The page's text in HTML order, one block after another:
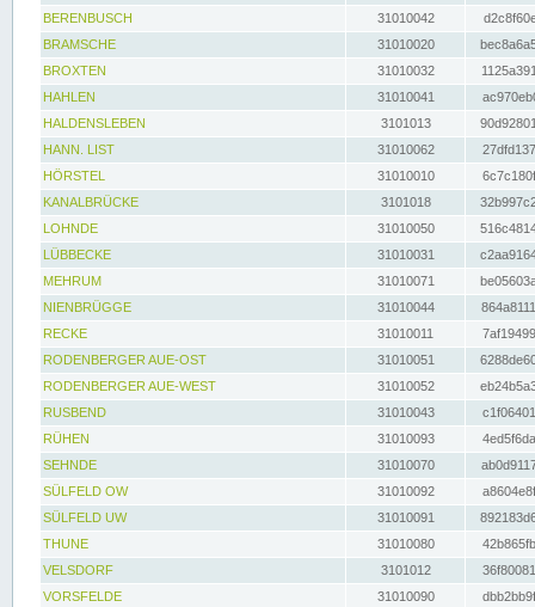
BERENBUSCH
31010042
BRAMSCHE
31010020
BROXTEN
31010032
HAHLEN
31010041
HALDENSLEBEN
3101013
HANN. LIST
31010062
HÖRSTEL
31010010
KANALBRÜCKE
3101018
LOHNDE
31010050
LÜBBECKE
31010031
MEHRUM
31010071
NIENBRÜGGE
31010044
RECKE
31010011
RODENBERGER AUE-OST
31010051
RODENBERGER AUE-WEST
31010052
RUSBEND
31010043
RÜHEN
31010093
SEHNDE
31010070
SÜLFELD OW
31010092
SÜLFELD UW
31010091
THUNE
31010080
VELSDORF
3101012
VORSFELDE
31010090